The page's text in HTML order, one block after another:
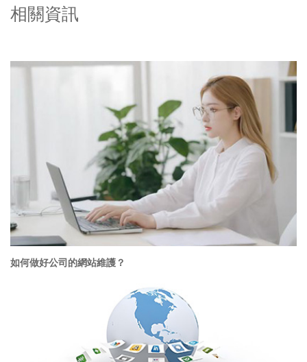
相關資訊
如何做好公司的網站維護？